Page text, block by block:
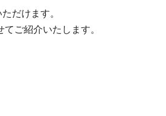
だけます。
ご紹介いたします。